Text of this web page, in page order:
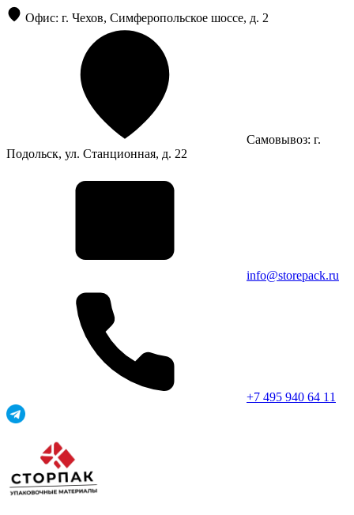
Офис: г. Чехов, Симферопольское шоссе, д. 2
Самовывоз: г.
Подольск, ул. Станционная, д. 22
info@storepack.ru
+7 495 940 64 11